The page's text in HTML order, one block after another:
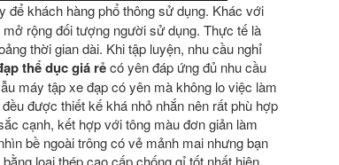
để khách hàng phổ thông sử dụng. Khác với
rộng đối tượng người sử dụng. Thực tế là
thời gian dài. Khi tập luyện, nhu cầu nghỉ
thể dục giá rẻcó yên đáp ứng đủ nhu cầu
máy tập xe đạp có yên mà không lo việc làm
được thiết kế khá nhỏ nhắn nên rất phù hợp
cạnh, kết hợp với tông màu đơn giản làm
bề ngoài trông có vẻ mảnh mai nhưng bạn
loại thép cao cấp chống gỉ tốt nhất hiện